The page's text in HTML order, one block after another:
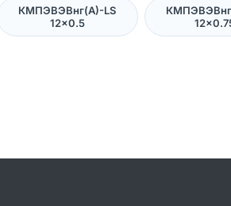
КМПЭВЭВнг(А)-LS
12×0.5